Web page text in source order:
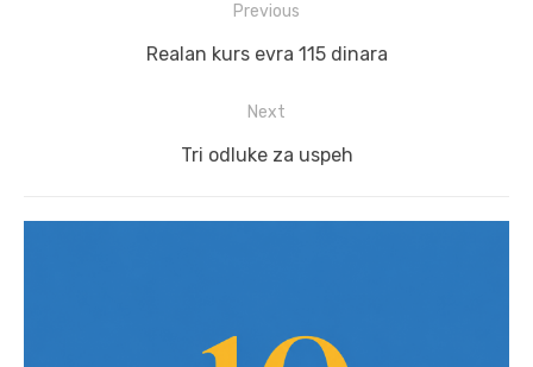
navigation
Previous
Previous
Realan kurs evra 115 dinara
Next
Next
Tri odluke za uspeh